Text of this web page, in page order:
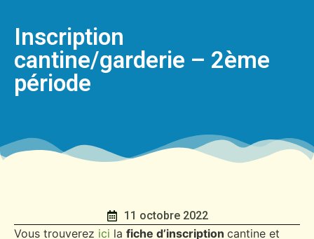
Inscription
cantine/garderie – 2ème
période
11 octobre 2022
Vous trouverez ici la fiche d’inscription cantine et